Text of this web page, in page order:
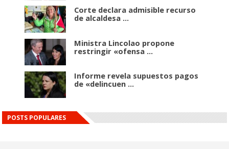
Corte declara admisible recurso
de alcaldesa ...
Ministra Lincolao propone
restringir «ofensa ...
Informe revela supuestos pagos
de «delincuen ...
POSTS POPULARES